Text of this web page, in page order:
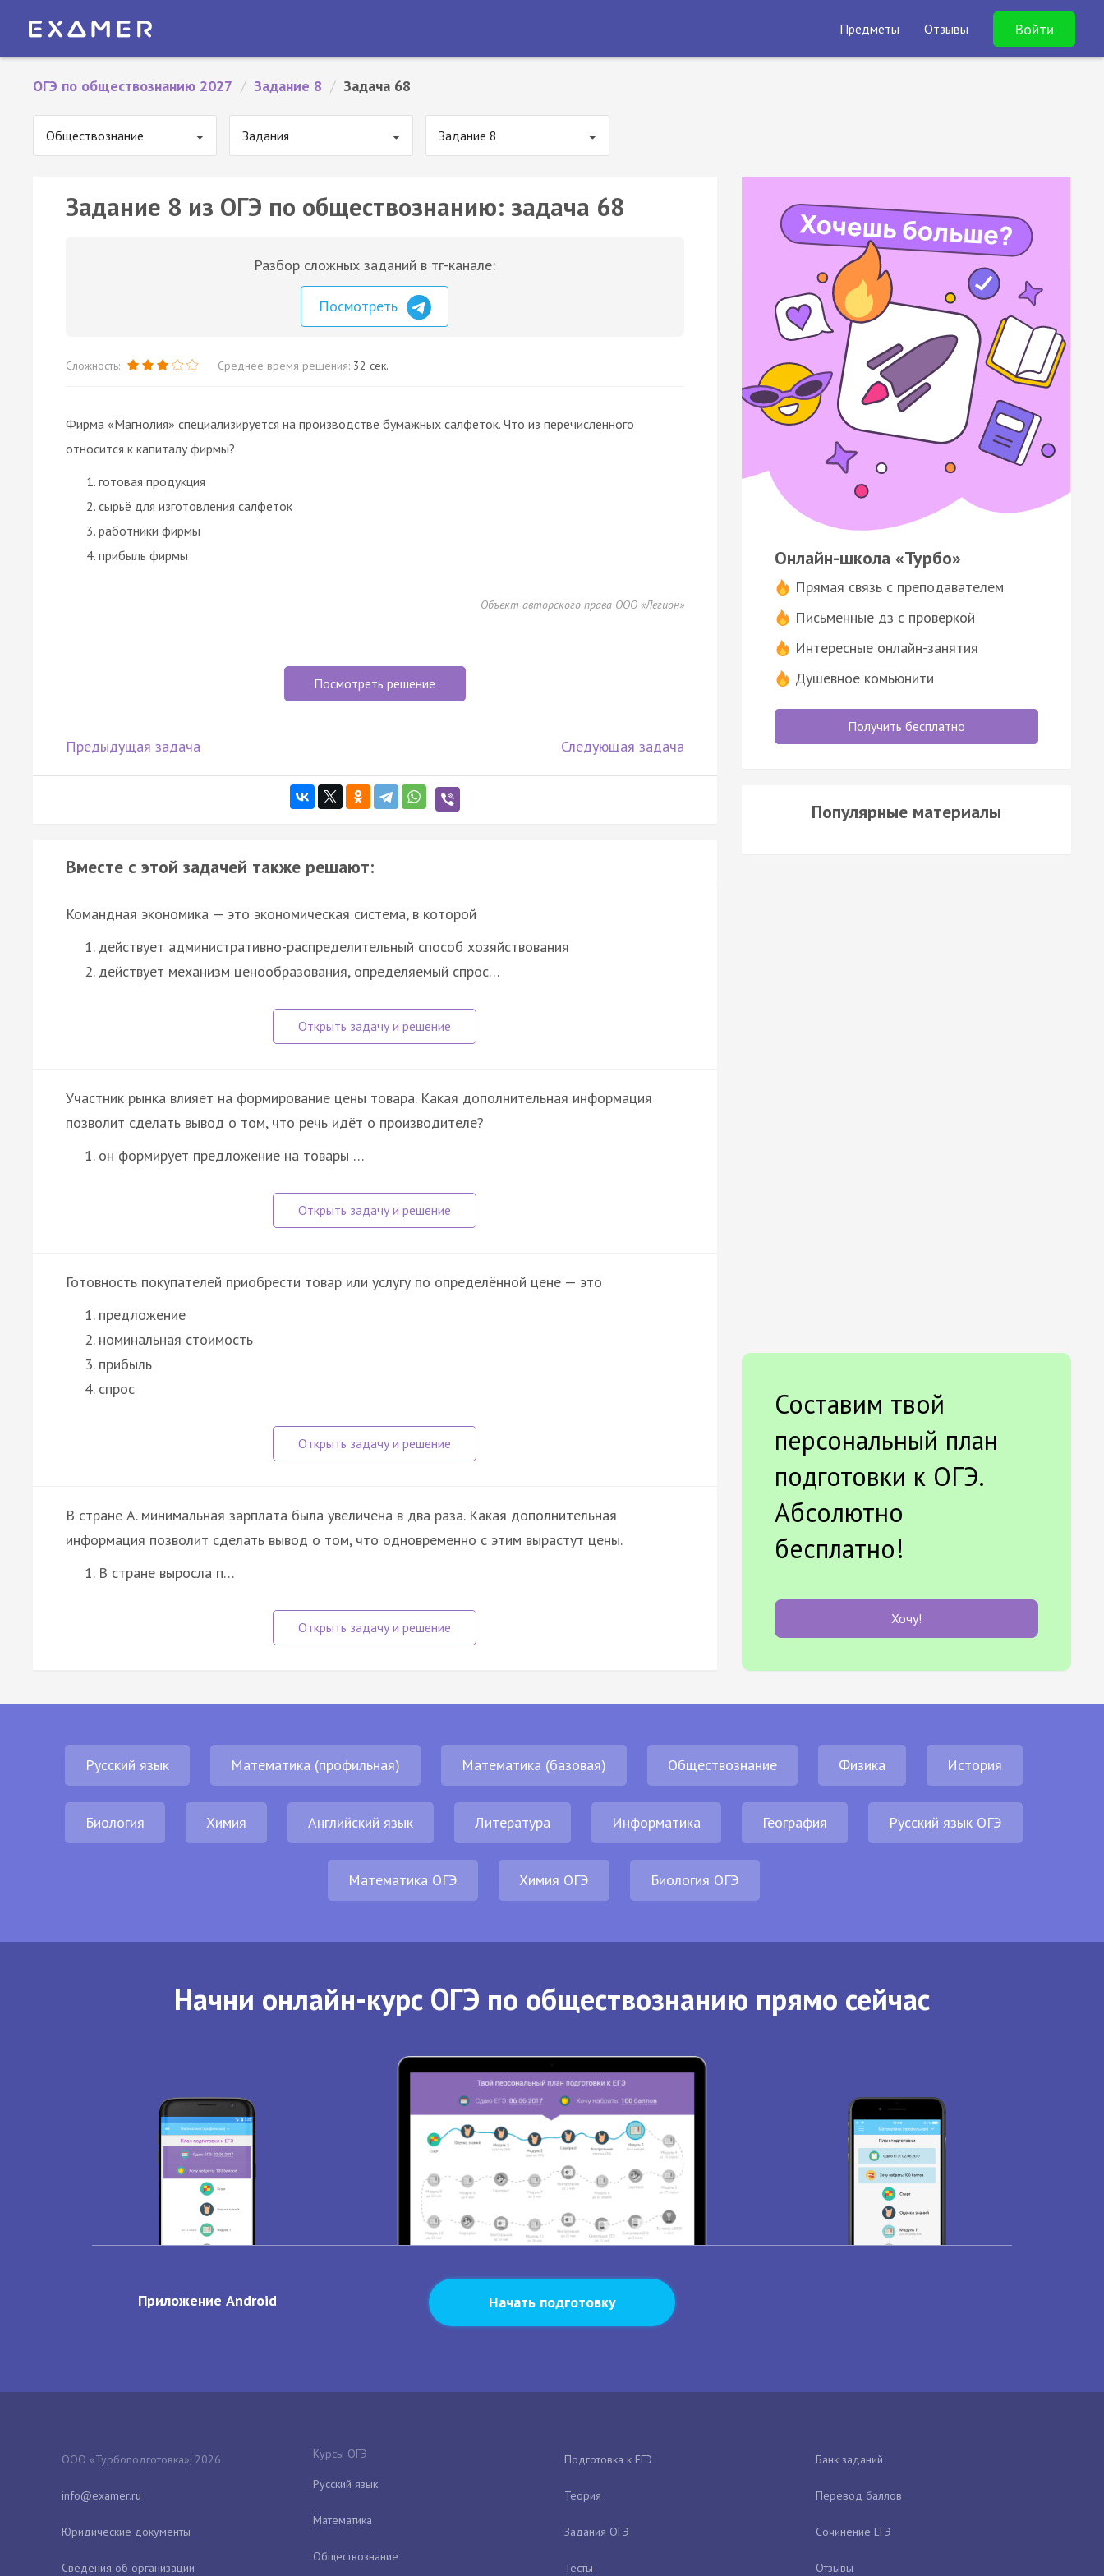
Предметы Отзывы Войти
ОГЭ по обществознанию 2027 / Задание 8 / Задача 68
Обществознание Задания Задание 8
Задание 8 из ОГЭ по обществознанию: задача 68
Разбор сложных заданий в тг-канале:
Посмотреть
Сложность: Среднее время решения: 32 сек.
Фирма «Магнолия» специализируется на производстве бумажных салфеток. Что из перечисленного
относится к капиталу фирмы?
готовая продукция
сырьё для изготовления салфеток
работники фирмы
прибыль фирмы
Объект авторского права ООО «Легион»
Посмотреть решение
Предыдущая задача Следующая задача
Вместе с этой задачей также решают:
Командная экономика — это экономическая система, в которой
действует административно-распределительный способ хозяйствования
действует механизм ценообразования, определяемый спрос…
Участник рынка влияет на формирование цены товара. Какая дополнительная информация
позволит сделать вывод о том, что речь идёт о производителе?
он формирует предложение на товары …
Готовность покупателей приобрести товар или услугу по определённой цене — это
предложение
номинальная стоимость
прибыль
спрос
В стране А. минимальная зарплата была увеличена в два раза. Какая дополнительная
информация позволит сделать вывод о том, что одновременно с этим вырастут цены.
В стране выросла п…
Онлайн-школа «Турбо»
Прямая связь с преподавателем
Письменные дз с проверкой
Интересные онлайн-занятия
Душевное комьюнити
Получить бесплатно
Популярные материалы
Составим твой
персональный план
подготовки к ОГЭ.
Абсолютно
бесплатно!
Хочу!
Русский язык Математика (профильная) Математика (базовая) Обществознание Физика История
Биология Химия Английский язык Литература Информатика География Русский язык ОГЭ
Математика ОГЭ Химия ОГЭ Биология ОГЭ
Начни онлайн-курс ОГЭ по обществознанию прямо сейчас
Приложение Android Начать подготовку
ООО «Турбоподготовка», 2026
Юридические документы
Сведения об организации
Курсы ОГЭ
Русский язык
Математика
Обществознание
Подготовка к ЕГЭ
Теория
Задания ОГЭ
Тесты
Банк заданий
Перевод баллов
Сочинение ЕГЭ
Отзывы